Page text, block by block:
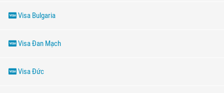
Visa Bulgaria
Visa Đan Mạch
Visa Đức